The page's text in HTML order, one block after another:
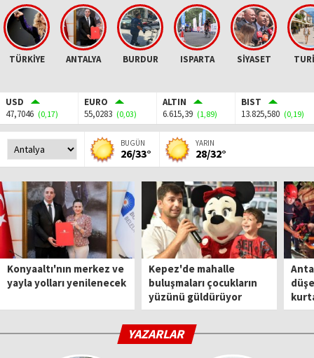
TÜRKİYE ANTALYA BURDUR ISPARTA SİYASET
USD
47,7046 (0,17)
EURO
55,0283 (0,03)
ALTIN
6.615,39 (1,89)
BIST
13.825,580 (0,19)
BUGÜN
26/33°
YARIN
28/32°
Konyaaltı'nın merkez ve
yayla yolları yenilenecek
Kepez'de mahalle
buluşmaları çocukların
yüzünü güldürüyor
YAZARLAR